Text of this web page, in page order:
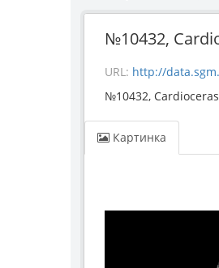
№10432,
URL: http://
№10432,
Картинка